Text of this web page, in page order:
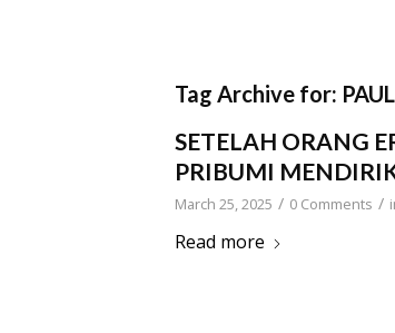
Tag Archive for: PAUL
SETELAH ORANG
PRIBUMI
March 25, 2025 / 0 Comments /
Read more